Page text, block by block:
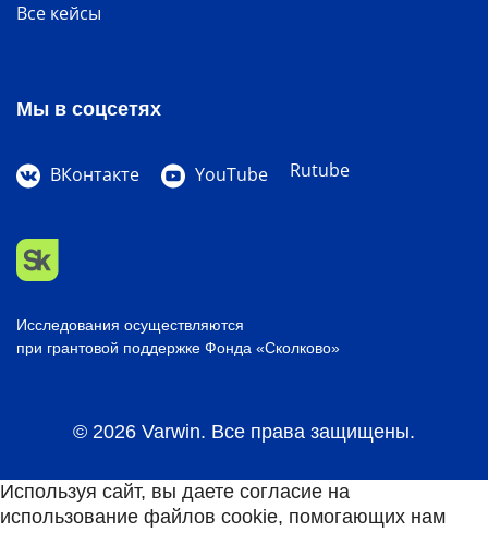
Все кейсы
Мы в соцсетях
ВКонтакте YouTube Rutube
Исследования осуществляются
при грантовой поддержке Фонда «Сколково»
© 2026 Varwin. Все права защищены.
Используя сайт, вы даете согласие на
использование файлов cookie, помогающих нам